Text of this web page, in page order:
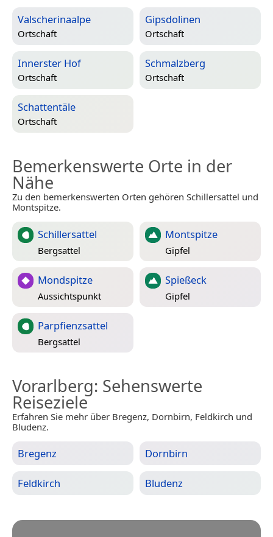
Valscherinaalpe
Ortschaft
Gipsdolinen
Ortschaft
Innerster Hof
Ortschaft
Schmalzberg
Ortschaft
Schattentäle
Ortschaft
Bemerkenswerte Orte in der
Nähe
Zu den bemerkenswerten Orten gehören Schillersattel und
Montspitze.
Schillersattel
Bergsattel
Montspitze
Gipfel
Mondspitze
Aussichtspunkt
Spießeck
Gipfel
Parpfienzsattel
Bergsattel
Vorarlberg: Sehenswerte
Reiseziele
Erfahren Sie mehr über Bregenz, Dornbirn, Feldkirch und
Bludenz.
Bregenz Dornbirn
Feldkirch Bludenz